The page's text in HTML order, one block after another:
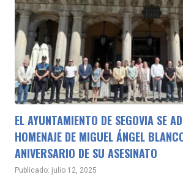
EL AYUNTAMIENTO DE SEGOVIA SE
HOMENAJE DE MIGUEL ÁNGEL
ANIVERSARIO DE SU ASESINATO
Publicado: julio 12, 2025